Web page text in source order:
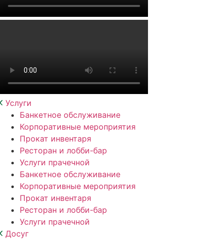
Услуги
Банкетное обслуживание
Корпоративные мероприятия
Прокат инвентаря
Ресторан и лобби-бар
Услуги прачечной
Банкетное обслуживание
Корпоративные мероприятия
Прокат инвентаря
Ресторан и лобби-бар
Услуги прачечной
Досуг